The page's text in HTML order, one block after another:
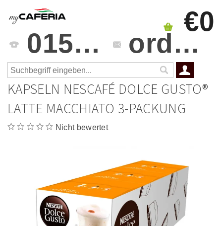
0151 4241 3459 orders@mycaferia.de
€0
KAPSELN NESCAFÉ DOLCE GUSTO®
LATTE MACCHIATO 3-PACKUNG
Nicht bewertet